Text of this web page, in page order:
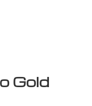
Gold